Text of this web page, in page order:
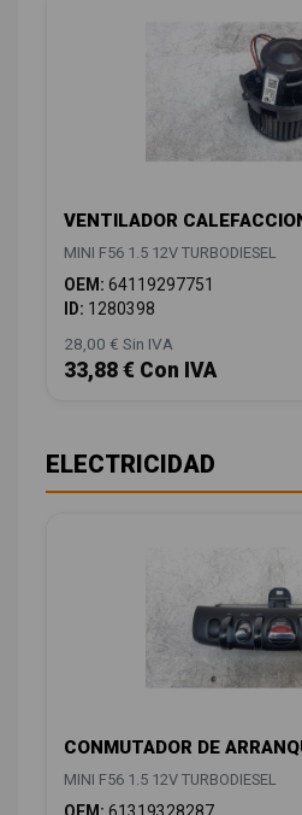
VENTILADOR
MINI F56 1.5 12V TURBODIESEL
OEM: 64119297751
ID: 1280398
28,00 € Sin IVA
33,88 € Con IVA
ELECTRICIDAD
CONMUTADOR DE
MINI F56 1.5 12V TURBODIESEL